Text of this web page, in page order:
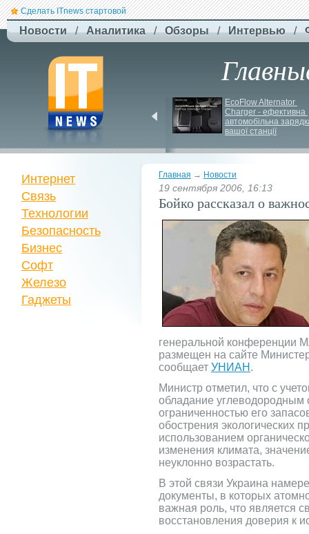
Сделать ITnews стартовой
Новости / Аналитика / Обзоры / Интервью /
бюджетный дрон F-
Сaptain, который
EcoFlow Alternator
Charger - ефективна
автомобільна
вашої станції
Главная → Новости
19 сентября 2006, 16:13
Бойко рассказал о
генеральной конференции
размещен на сайте
сообщает УНИАН .
Министр отметил, что с
обладание
ограниченностью его
обострения экологических
использованием
изменения климата,
неуклонно возрастать.
В этой связи Украина
документы, в которых
важная роль, что является
восстановления доверия к
Интернет
Связь
Технологии
Безопасность
Бизнес
Софт
Железо
Гаджеты